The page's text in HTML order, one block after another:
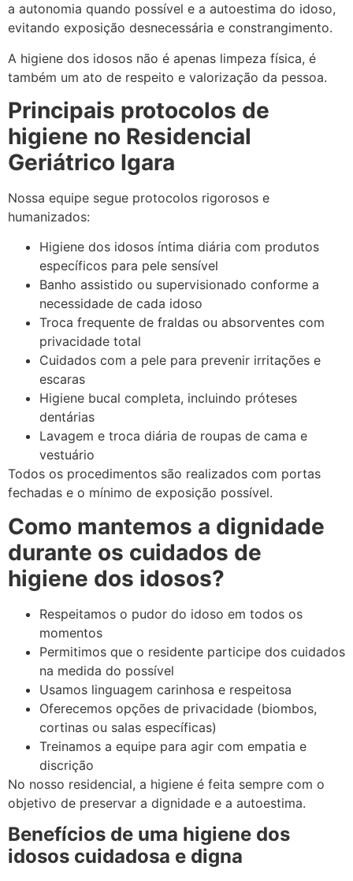
a autonomia quando possível e a autoestima do idoso,
evitando exposição desnecessária e constrangimento.
A higiene dos idosos não é apenas limpeza física, é
também um ato de respeito e valorização da pessoa.
Principais protocolos de
higiene no Residencial
Geriátrico Igara
Nossa equipe segue protocolos rigorosos e
humanizados:
Higiene dos idosos íntima diária com produtos
específicos para pele sensível
Banho assistido ou supervisionado conforme a
necessidade de cada idoso
Troca frequente de fraldas ou absorventes com
privacidade total
Cuidados com a pele para prevenir irritações e
escaras
Higiene bucal completa, incluindo próteses
dentárias
Lavagem e troca diária de roupas de cama e
vestuário
Todos os procedimentos são realizados com portas
fechadas e o mínimo de exposição possível.
Como mantemos a dignidade
durante os cuidados de
higiene dos idosos?
Respeitamos o pudor do idoso em todos os
momentos
Permitimos que o residente participe dos cuidados
na medida do possível
Usamos linguagem carinhosa e respeitosa
Oferecemos opções de privacidade (biombos,
cortinas ou salas específicas)
Treinamos a equipe para agir com empatia e
discrição
No nosso residencial, a higiene é feita sempre com o
objetivo de preservar a dignidade e a autoestima.
Benefícios de uma higiene dos
idosos cuidadosa e digna